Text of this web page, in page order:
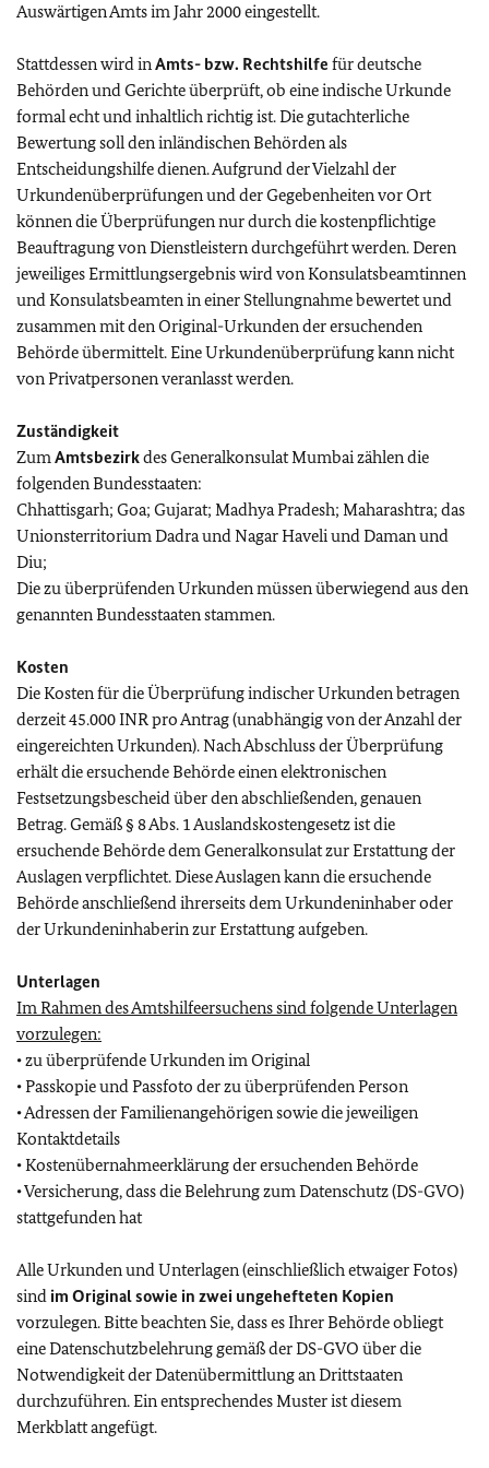
Auswärtigen Amts im Jahr 2000 eingestellt.
Stattdessen wird inAmts- bzw. Rechtshilfe für deutsche
Behörden und Gerichte überprüft, ob eine indische Urkunde
formal echt und inhaltlich richtig ist. Die gutachterliche
Bewertung soll den inländischen Behörden als
Entscheidungshilfe dienen. Aufgrund der Vielzahl der
Urkundenüberprüfungen und der Gegebenheiten vor Ort
können die Überprüfungen nur durch die kostenpflichtige
Beauftragung von Dienstleistern durchgeführt werden. Deren
jeweiliges Ermittlungsergebnis wird von Konsulatsbeamtinnen
und Konsulatsbeamten in einer Stellungnahme bewertet und
zusammen mit den Original-Urkunden der ersuchenden
Behörde übermittelt. Eine Urkundenüberprüfung kann nicht
von Privatpersonen veranlasst werden.
Zuständigkeit
ZumAmtsbezirkdes Generalkonsulat Mumbai zählen die
folgenden Bundesstaaten:
Chhattisgarh; Goa; Gujarat; Madhya Pradesh; Maharashtra; das
Unionsterritorium Dadra und Nagar Haveli und Daman und
Diu;
Die zu überprüfenden Urkunden müssen überwiegend aus den
genannten Bundesstaaten stammen.
Kosten
Die Kosten für die Überprüfung indischer Urkunden betragen
derzeit 45.000 INR pro Antrag (unabhängig von der Anzahl der
eingereichten Urkunden). Nach Abschluss der Überprüfung
erhält die ersuchende Behörde einen elektronischen
Festsetzungsbescheid über den abschließenden, genauen
Betrag. Gemäß § 8 Abs. 1 Auslandskostengesetz ist die
ersuchende Behörde dem Generalkonsulat zur Erstattung der
Auslagen verpflichtet. Diese Auslagen kann die ersuchende
Behörde anschließend ihrerseits dem Urkundeninhaber oder
der Urkundeninhaberin zur Erstattung aufgeben.
Unterlagen
Im Rahmen des Amtshilfeersuchens sind folgende Unterlagen
vorzulegen:
• zu überprüfende Urkunden im Original
• Passkopie und Passfoto der zu überprüfenden Person
• Adressen der Familienangehörigen sowie die jeweiligen
Kontaktdetails
• Kostenübernahmeerklärung der ersuchenden Behörde
• Versicherung, dass die Belehrung zum Datenschutz (DS-GVO)
stattgefunden hat
Alle Urkunden und Unterlagen (einschließlich etwaiger Fotos)
sind im Original sowie in zwei ungehefteten Kopien
vorzulegen. Bitte beachten Sie, dass es Ihrer Behörde obliegt
eine Datenschutzbelehrung gemäß der DS-GVO über die
Notwendigkeit der Datenübermittlung an Drittstaaten
durchzuführen. Ein entsprechendes Muster ist diesem
Merkblatt angefügt.